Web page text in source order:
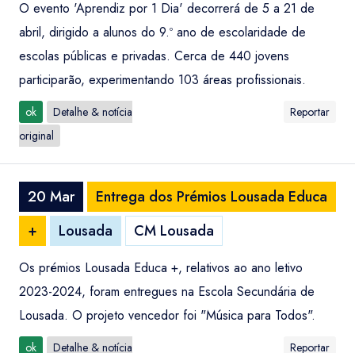
O evento 'Aprendiz por 1 Dia' decorrerá de 5 a 21 de
abril, dirigido a alunos do 9.º ano de escolaridade de
escolas públicas e privadas. Cerca de 440 jovens
participarão, experimentando 103 áreas profissionais.
ok
Detalhe & notícia
original
Reportar
20 Mar
Entrega dos Prémios Lousada Educa
+
Lousada CM Lousada
Os prémios Lousada Educa +, relativos ao ano letivo
2023-2024, foram entregues na Escola Secundária de
Lousada. O projeto vencedor foi "Música para Todos".
ok
Detalhe & notícia
Reportar